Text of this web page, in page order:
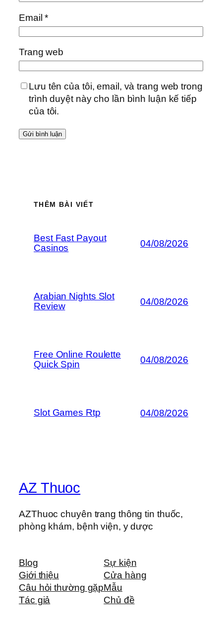
Email*
Trang web
Lưu tên của tôi, email, và trang web trong
trình duyệt này cho lần bình luận kế tiếp
của tôi.
THÊM BÀI VIẾT
Best Fast Payout
Casinos
04/08/2026
Arabian Nights Slot
Review
04/08/2026
Free Online Roulette
Quick Spin
04/08/2026
Slot Games Rtp 04/08/2026
AZ Thuoc
AZThuoc chuyên trang thông tin thuốc,
phòng khám, bệnh viện, y dược
Blog
Giới thiệu
Câu hỏi thường gặp
Tác giả
Sự kiện
Cửa hàng
Mẫu
Chủ đề